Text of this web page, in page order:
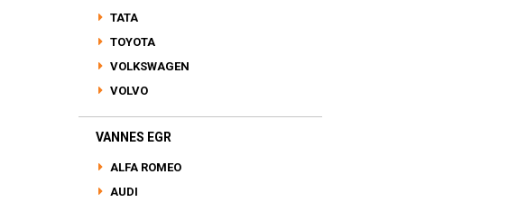
TATA
TOYOTA
VOLKSWAGEN
VOLVO
VANNES EGR
ALFA ROMEO
AUDI